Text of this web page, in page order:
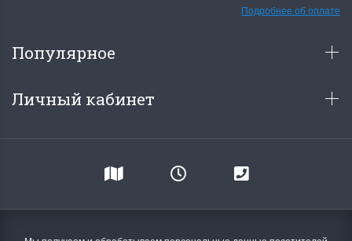
Подробнее об оплате
Популярное
Личный кабинет